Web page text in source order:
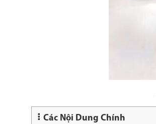
Các Nội Dung Chính